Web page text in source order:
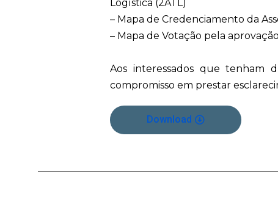
Logística (2ATL)
– Mapa de Credenciamento da
– Mapa de Votação pela
Aos interessados que tenham
compromisso em prestar
Download